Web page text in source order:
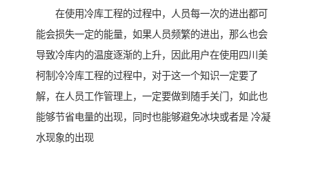
在使用冷库工程的过程中，人员每一次的进出都可
能会损失一定的能量，如果人员频繁的进出，那么也会
导致冷库内的温度逐渐的上升，因此用户在使用四川美
柯制冷冷库工程的过程中，对于这一个知识一定要了
解，在人员工作管理上，一定要做到随手关门，如此也
能够节省电量的出现，同时也能够避免冰块或者是 冷凝
水现象的出现